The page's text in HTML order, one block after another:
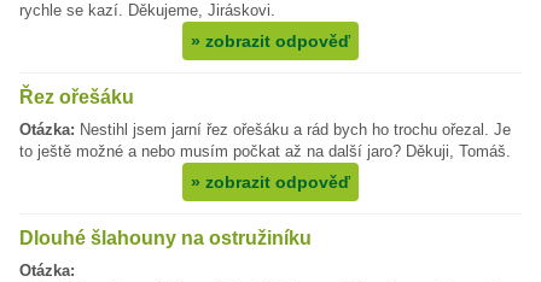
rychle se kazí. Děkujeme, Jiráskovi.
» zobrazit odpověď
Řez ořešáku
Otázka: Nestihl jsem jarní řez ořešáku a rád bych ho trochu ořezal. Je
to ještě možné a nebo musím počkat až na další jaro? Děkuji, Tomáš.
» zobrazit odpověď
Dlouhé šlahouny na ostružiníku
Otázka: